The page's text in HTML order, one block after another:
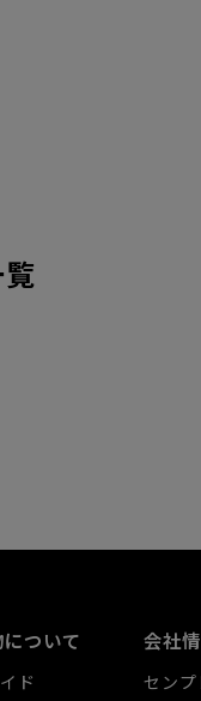
ついて
ド
会社
センプ